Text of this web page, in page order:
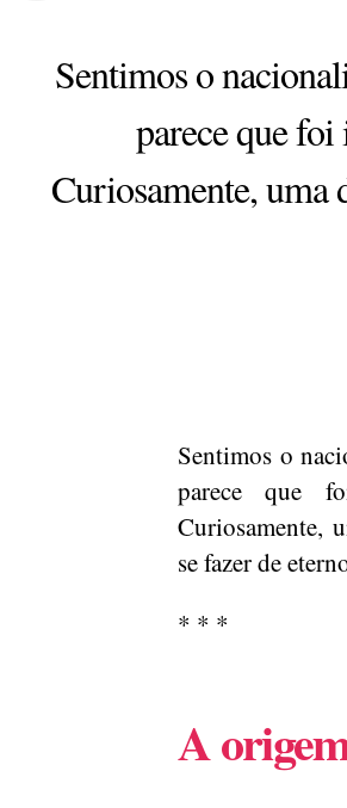
Sentimos o
parece que foi
Curiosamente, uma
Sentimos o
parece que
Curiosamente,
se fazer de
* * *
A